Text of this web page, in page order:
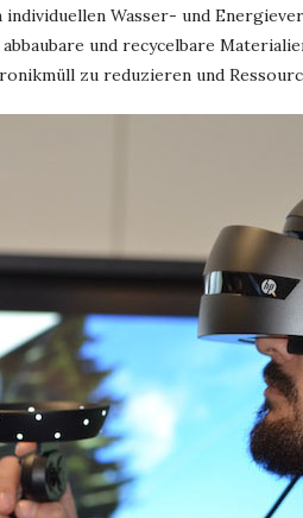
Wasser- und
und recycelbare
zu reduzieren und